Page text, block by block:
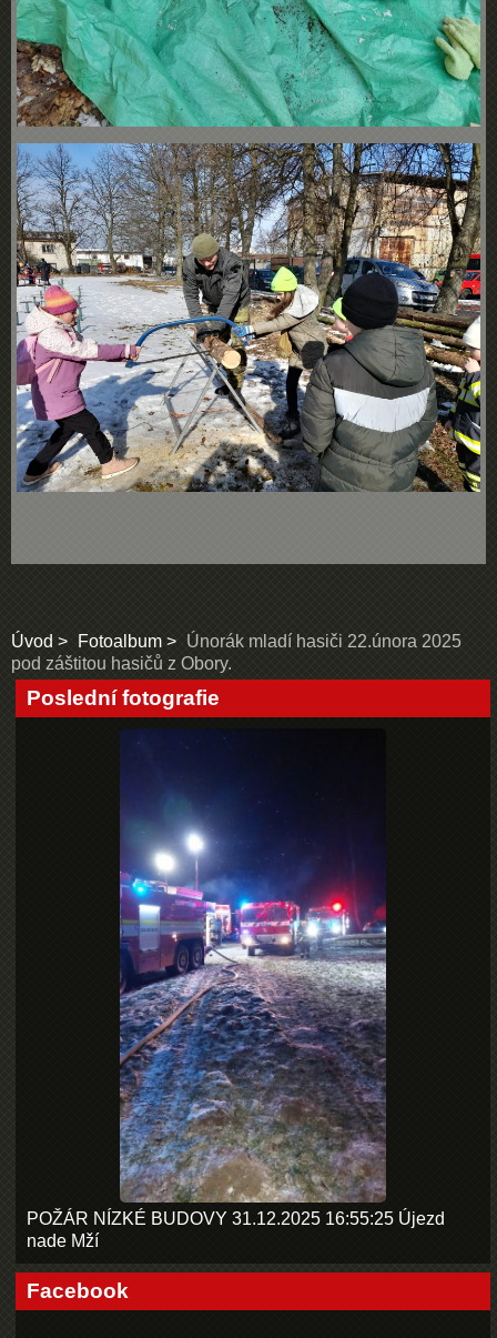
Úvod Fotoalbum
Únorák mladí hasiči 22.února 2025
pod záštitou hasičů z Obory.
Poslední fotografie
POŽÁR NÍZKÉ BUDOVY 31.12.2025 16:55:25 Újezd
nade Mží
Facebook